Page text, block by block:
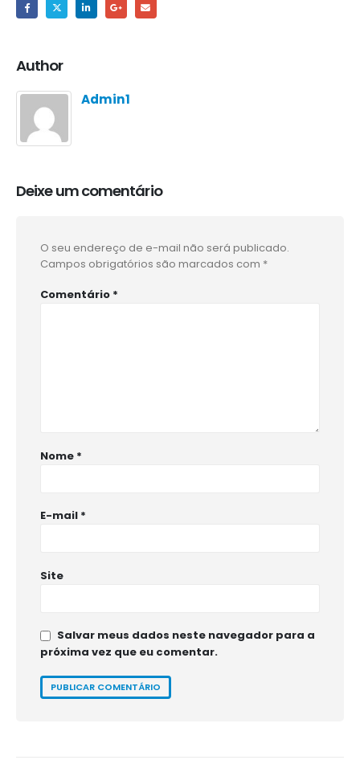
Author
Admin1
Deixe um comentário
O seu endereço de e-mail não será publicado.
Campos obrigatórios são marcados com *
Comentário *
Nome *
E-mail *
Site
Salvar meus dados neste navegador para a
próxima vez que eu comentar.